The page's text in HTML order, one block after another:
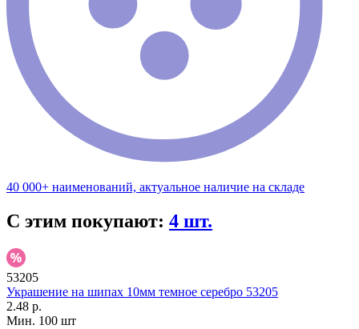
40 000+ наименований, актуальное наличие на складе
С этим покупают: 4 шт.
53205
Украшение на шипах 10мм темное серебро 53205
2.48 р.
Мин. 100 шт